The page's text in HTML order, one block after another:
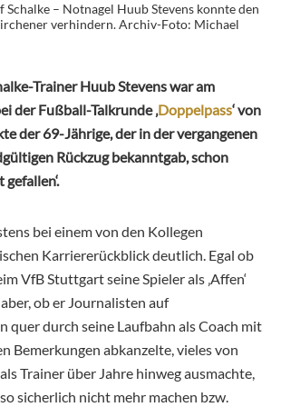
Schalke – Notnagel Huub Stevens konnte den
verhindern. Archiv-Foto: Michael
Trainer Huub Stevens war am
der Fußball-Talkrunde ‚Doppelpass‘ von
der 69-Jährige, der in der vergangenen
Rückzug bekanntgab, schon
bei einem von den Kollegen
Karriererückblick deutlich. Egal ob
VfB Stuttgart seine Spieler als ‚Affen‘
ob er Journalisten auf
quer durch seine Laufbahn als Coach mit
Bemerkungen abkanzelte, vieles von
Trainer über Jahre hinweg ausmachte,
sicherlich nicht mehr machen bzw.